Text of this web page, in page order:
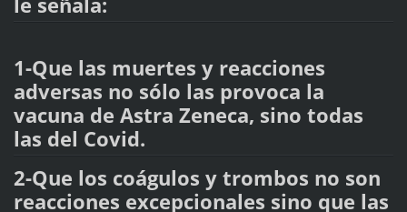
1-Que las muertes y reacciones
adversas no sólo las provoca la
vacuna de Astra Zeneca, sino todas
las del Covid.
2-Que los coágulos y trombos no son
reacciones excepcionales sino que las